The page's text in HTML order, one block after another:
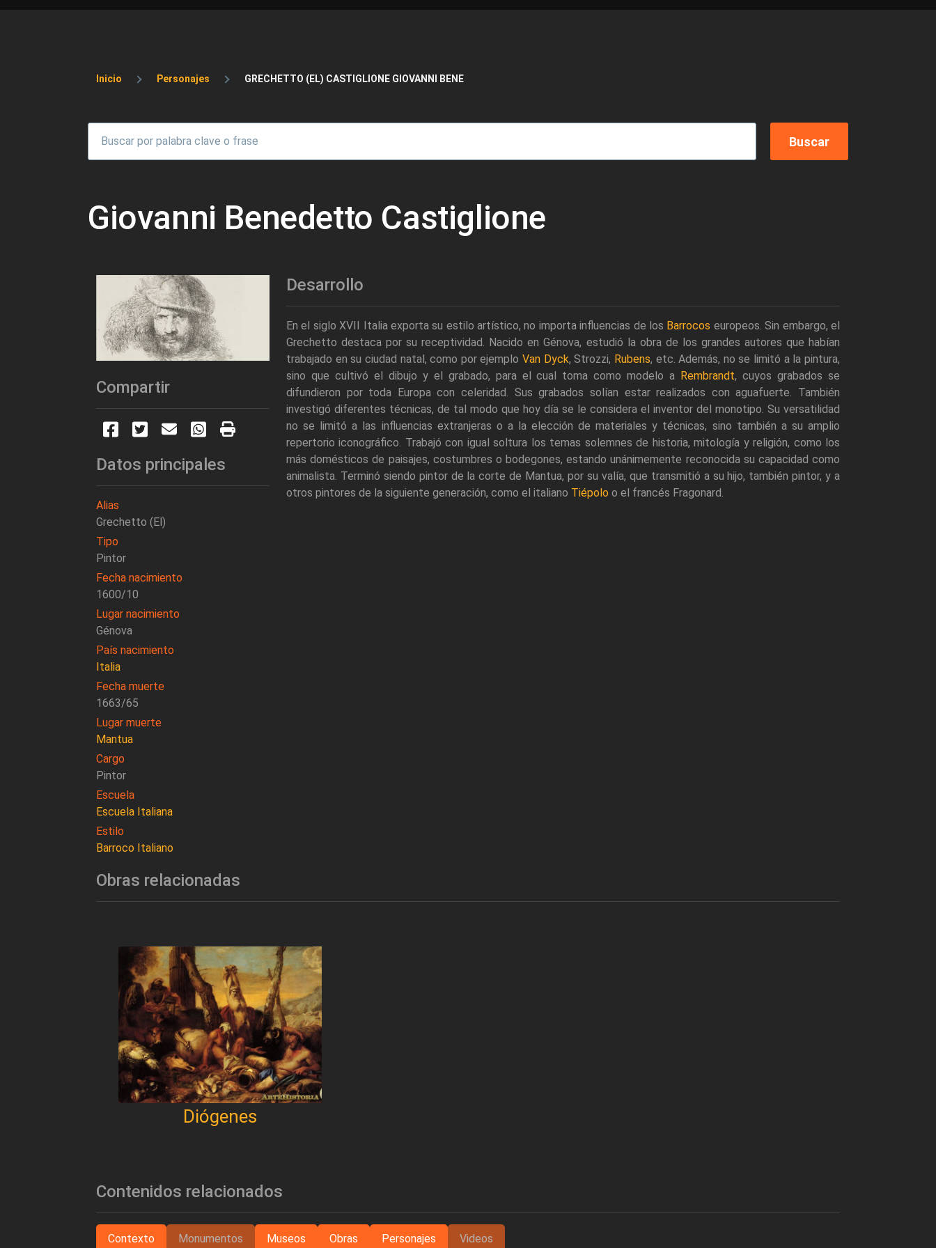
Sobrescribir enlaces de ayuda a la navegación
Inicio Personajes GRECHETTO (EL) CASTIGLIONE GIOVANNI BENE
Giovanni Benedetto Castiglione
Compartir
Datos principales
Alias
Grechetto (El)
Tipo
Pintor
Fecha nacimiento
1600/10
Lugar nacimiento
Génova
País nacimiento
Italia
Fecha muerte
1663/65
Lugar muerte
Mantua
Cargo
Pintor
Escuela
Escuela Italiana
Estilo
Barroco Italiano
Desarrollo
En el siglo XVII Italia exporta su estilo artístico, no importa influencias de los Barrocos europeos. Sin embargo, el
Grechetto destaca por su receptividad. Nacido en Génova, estudió la obra de los grandes autores que habían
trabajado en su ciudad natal, como por ejemploVan Dyck, Strozzi, Rubens, etc. Además, no se limitó a la pintura,
sino que cultivó el dibujo y el grabado, para el cual toma como modelo a Rembrandt, cuyos grabados se
difundieron por toda Europa con celeridad. Sus grabados solían estar realizados con aguafuerte. También
investigó diferentes técnicas, de tal modo que hoy día se le considera el inventor del monotipo. Su versatilidad
no se limitó a las influencias extranjeras o a la elección de materiales y técnicas, sino también a su amplio
repertorio iconográfico. Trabajó con igual soltura los temas solemnes de historia, mitología y religión, como los
más domésticos de paisajes, costumbres o bodegones, estando unánimemente reconocida su capacidad como
animalista. Terminó siendo pintor de la corte de Mantua, por su valía, que transmitió a su hijo, también pintor, y a
otros pintores de la siguiente generación, como el italiano Tiépolo o el francés Fragonard.
Obras relacionadas
Diógenes
Contenidos relacionados
Contexto Monumentos Museos Obras Personajes Videos